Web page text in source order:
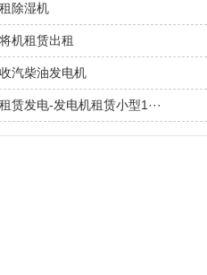
除湿机
机租赁出租
汽柴油发电机
赁发电-发电机租赁小型1···